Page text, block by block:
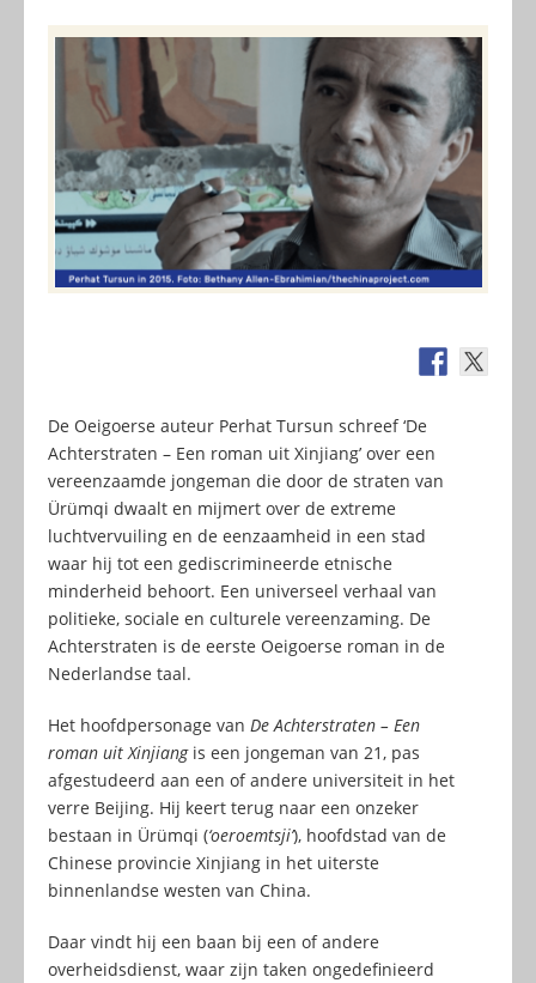
De Oeigoerse auteur Perhat Tursun schreef ‘De
Achterstraten – Een roman uit Xinjiang’ over een
vereenzaamde jongeman die door de straten van
Ürümqi dwaalt en mijmert over de extreme
luchtvervuiling en de eenzaamheid in een stad
waar hij tot een gediscrimineerde etnische
minderheid behoort. Een universeel verhaal van
politieke, sociale en culturele vereenzaming. De
Achterstraten is de eerste Oeigoerse roman in de
Nederlandse taal.
Het hoofdpersonage van De Achterstraten – Een
roman uit Xinjiangis een jongeman van 21, pas
afgestudeerd aan een of andere universiteit in het
verre Beijing. Hij keert terug naar een onzeker
bestaan in Ürümqi (‘oeroemtsji’), hoofdstad van de
Chinese provincie Xinjiang in het uiterste
binnenlandse westen van China.
Daar vindt hij een baan bij een of andere
overheidsdienst, waar zijn taken ongedefinieerd